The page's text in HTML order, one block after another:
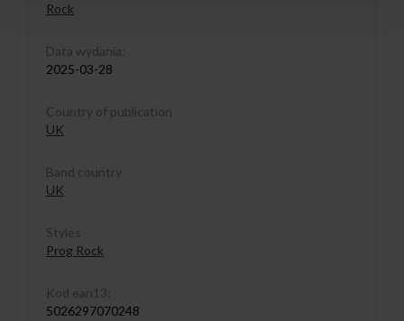
Rock
Data wydania:
2025-03-28
Country of publication
UK
Band country
UK
Styles
Prog Rock
Kod ean13:
5026297070248